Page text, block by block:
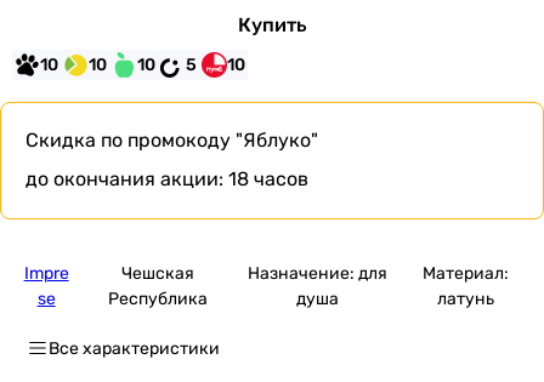
Купить
10 10 10 5 10
Скидка по промокоду "Яблуко"
до окончания акции: 18 часов
Impre
se
Чешская
Республика
Назначение: для
душа
Материал:
латунь
Все характеристики